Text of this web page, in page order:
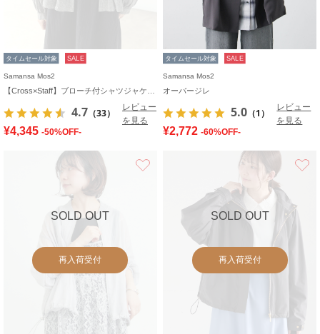
タイムセール対象 SALE
Samansa Mos2
4.7 （33）
レビュー
を見る
¥4,345 -50%OFF-
タイムセール対象 SALE
Samansa Mos2
オーバージレ
5.0 （1）
レビュー
を見る
¥2,772 -60%OFF-
SOLD OUT
再入荷受付
SOLD OUT
再入荷受付